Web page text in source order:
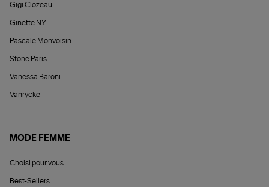
Gigi Clozeau
Ginette NY
Pascale Monvoisin
Stone Paris
Vanessa Baroni
Vanrycke
MODE FEMME
Choisi pour vous
Best-Sellers